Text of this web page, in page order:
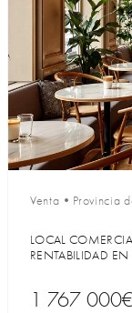
Venta • Provincia
LOCAL
RENTABILIDAD
1 767 000€